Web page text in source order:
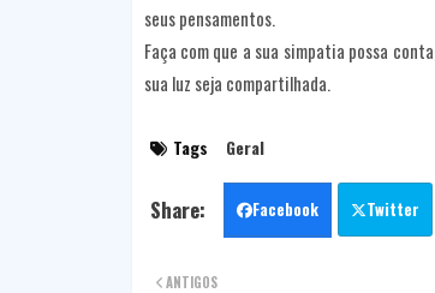
seus pensamentos.
Faça com que a sua simpatia possa
sua luz seja compartilhada.
Tags Geral
Facebook Twitter
ANTIGOS